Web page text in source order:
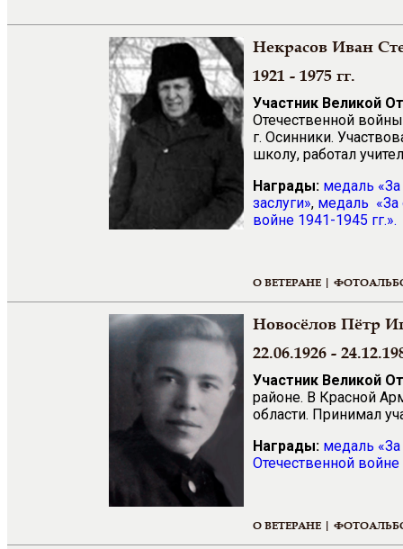
Некрасов Иван
1921 - 1975 гг.
Участник Великой
Отечественной
г. Осинники.
школу, работал
Награды: медаль «
заслуги», медаль «За
войне 1941-1945 гг.».
О ВЕТЕРАНЕ |
Новосёлов Пётр
22.06.1926 -
Участник Великой
районе. В Красной
области. Принимал
Награды: медаль
Отечественной войне
О ВЕТЕРАНЕ |